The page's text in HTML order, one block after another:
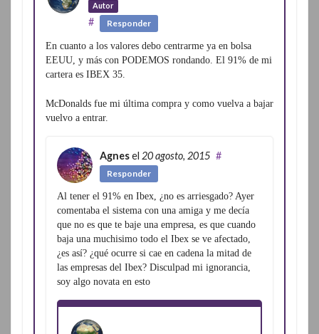
Autor
# Responder
En cuanto a los valores debo centrarme ya en bolsa
EEUU, y más con PODEMOS rondando. El 91% de mi
cartera es IBEX 35.
McDonalds fue mi última compra y como vuelva a bajar
vuelvo a entrar.
Agnesel 20 agosto, 2015 #
Responder
Al tener el 91% en Ibex, ¿no es arriesgado? Ayer
comentaba el sistema con una amiga y me decía
que no es que te baje una empresa, es que cuando
baja una muchisimo todo el Ibex se ve afectado,
¿es así? ¿qué ocurre si cae en cadena la mitad de
las empresas del Ibex? Disculpad mi ignorancia,
soy algo novata en esto